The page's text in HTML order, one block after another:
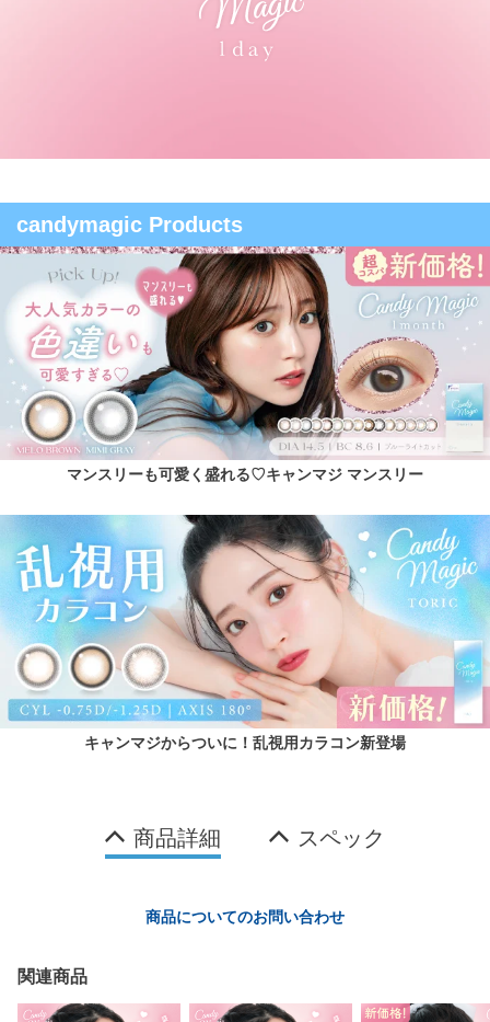
candymagic Products
マンスリーも可愛く盛れる♡キャンマジ マンスリー
キャンマジからついに！乱視用カラコン新登場
商品詳細 スペック
商品についてのお問い合わせ
関連商品